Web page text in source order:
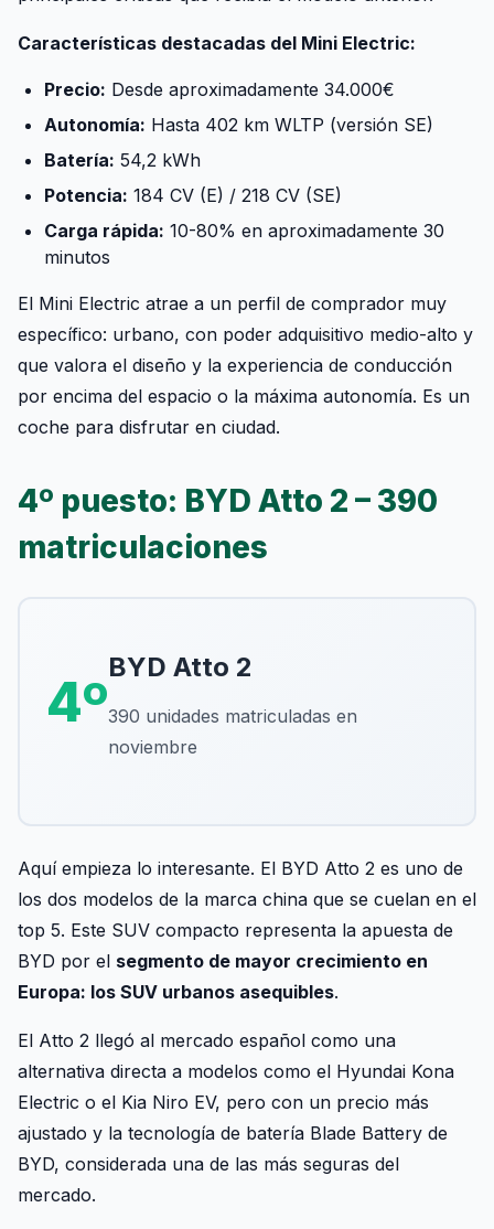
Características destacadas del Mini Electric:
Precio: Desde aproximadamente 34.000€
Autonomía: Hasta 402 km WLTP (versión SE)
Batería: 54,2 kWh
Potencia: 184 CV (E) / 218 CV (SE)
Carga rápida: 10-80% en aproximadamente 30
minutos
El Mini Electric atrae a un perfil de comprador muy
específico: urbano, con poder adquisitivo medio-alto y
que valora el diseño y la experiencia de conducción
por encima del espacio o la máxima autonomía. Es un
coche para disfrutar en ciudad.
4º puesto: BYD Atto 2 – 390
matriculaciones
4º
BYD Atto 2
390 unidades matriculadas en
noviembre
Aquí empieza lo interesante. El BYD Atto 2 es uno de
los dos modelos de la marca china que se cuelan en el
top 5. Este SUV compacto representa la apuesta de
BYD por el segmento de mayor crecimiento en
Europa: los SUV urbanos asequibles.
El Atto 2 llegó al mercado español como una
alternativa directa a modelos como el Hyundai Kona
Electric o el Kia Niro EV, pero con un precio más
ajustado y la tecnología de batería Blade Battery de
BYD, considerada una de las más seguras del
mercado.